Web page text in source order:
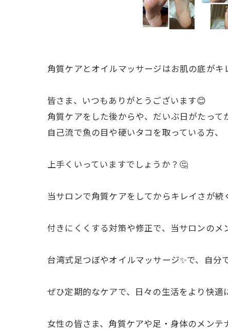
角質ケアとオイルマッサージはお肌の底がキ
皆さま、いつもありがとうございます😊
角質ケアをした後からや、だいぶ日がたって
自己流で魚の目や硬いタコを取っている方、
上手くいっていますでしょうか？🤔
当サロンで角質ケアをしてからキレイさが
付きにくくする対策や修正で、当サロンの
台湾式足つぼやオイルマッサージ✨で、自
ぜひ定期的なケアで、日々の生活をより快適
女性の皆さま、角質ケアや足・身体のメンテ